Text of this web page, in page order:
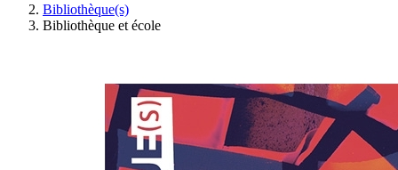
Bibliothèque(s)
Bibliothèque et école